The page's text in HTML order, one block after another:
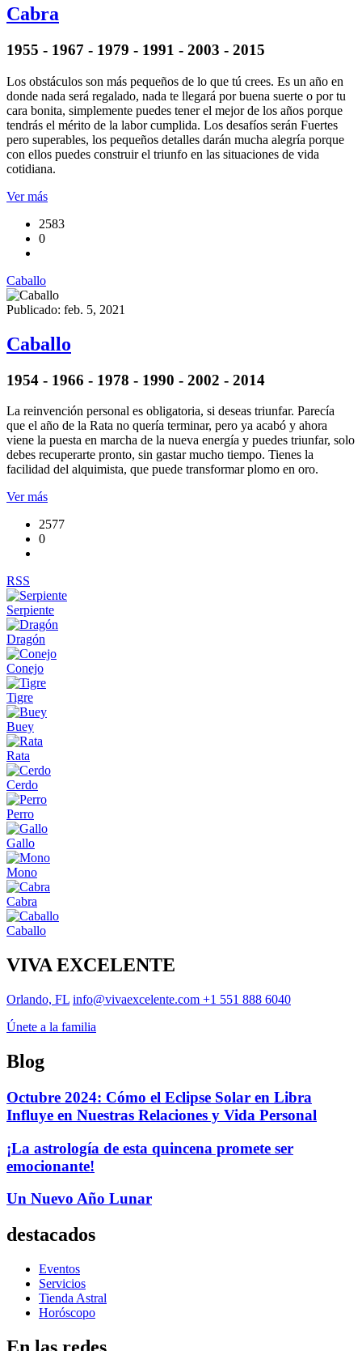
Cabra
1955 - 1967 - 1979 - 1991 - 2003 - 2015
Los obstáculos son más pequeños de lo que tú crees. Es un año en
donde nada será regalado, nada te llegará por buena suerte o por tu
cara bonita, simplemente puedes tener el mejor de los años porque
tendrás el mérito de la labor cumplida. Los desafíos serán Fuertes
pero superables, los pequeños detalles darán mucha alegría porque
con ellos puedes construir el triunfo en las situaciones de vida
cotidiana.
Ver más
2583
0
Caballo
Publicado: feb. 5, 2021
Caballo
1954 - 1966 - 1978 - 1990 - 2002 - 2014
La reinvención personal es obligatoria, si deseas triunfar. Parecía
que el año de la Rata no quería terminar, pero ya acabó y ahora
viene la puesta en marcha de la nueva energía y puedes triunfar, solo
debes recuperarte pronto, sin gastar mucho tiempo. Tienes la
facilidad del alquimista, que puede transformar plomo en oro.
Ver más
2577
0
RSS
Serpiente
Dragón
Conejo
Tigre
Buey
Rata
Cerdo
Perro
Gallo
Mono
Cabra
Caballo
VIVA EXCELENTE
Orlando, FL info@vivaexcelente.com +1 551 888 6040
Únete a la familia
Blog
Octubre 2024: Cómo el Eclipse Solar en Libra
Influye en Nuestras Relaciones y Vida Personal
¡La astrología de esta quincena promete ser
emocionante!
Un Nuevo Año Lunar
destacados
Eventos
Servicios
Tienda Astral
Horóscopo